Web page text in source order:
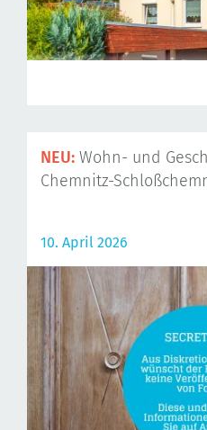
NEU: Wohn- und
Chemnitz-
10. April 2026